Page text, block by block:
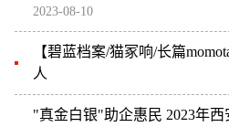
2023-08-10
【碧蓝档案/猫冢响/长篇
人
"真金白银"助企惠民 2023年